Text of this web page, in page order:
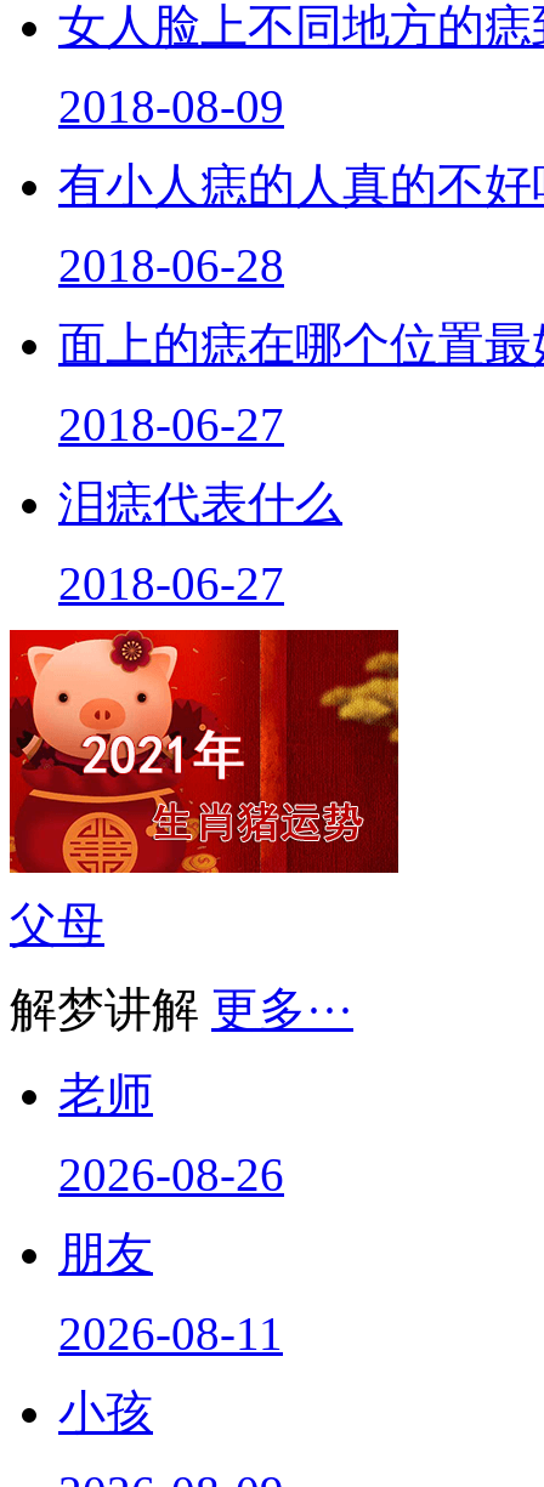
女人脸上不同地方的
2018-08-09
有小人痣的人真的不好
2018-06-28
面上的痣在哪个位置最
2018-06-27
泪痣代表什么
2018-06-27
父母
解梦讲解 更多···
老师
2026-08-26
朋友
2026-08-11
小孩